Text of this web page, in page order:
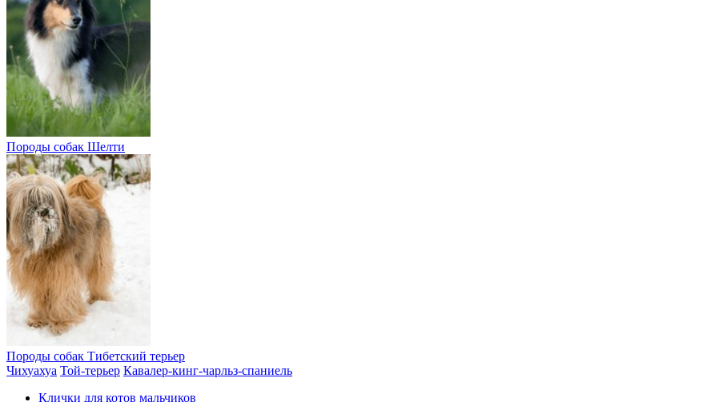
Породы собак Шелти
Породы собак Тибетский терьер
Чихуахуа Той-терьер Кавалер-кинг-чарльз-спаниель
Клички для котов мальчиков